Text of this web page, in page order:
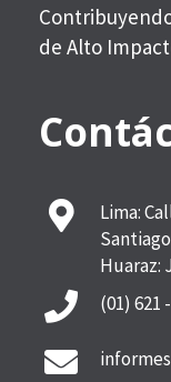
de Alto
Lima:
Huaraz:
(01) 621